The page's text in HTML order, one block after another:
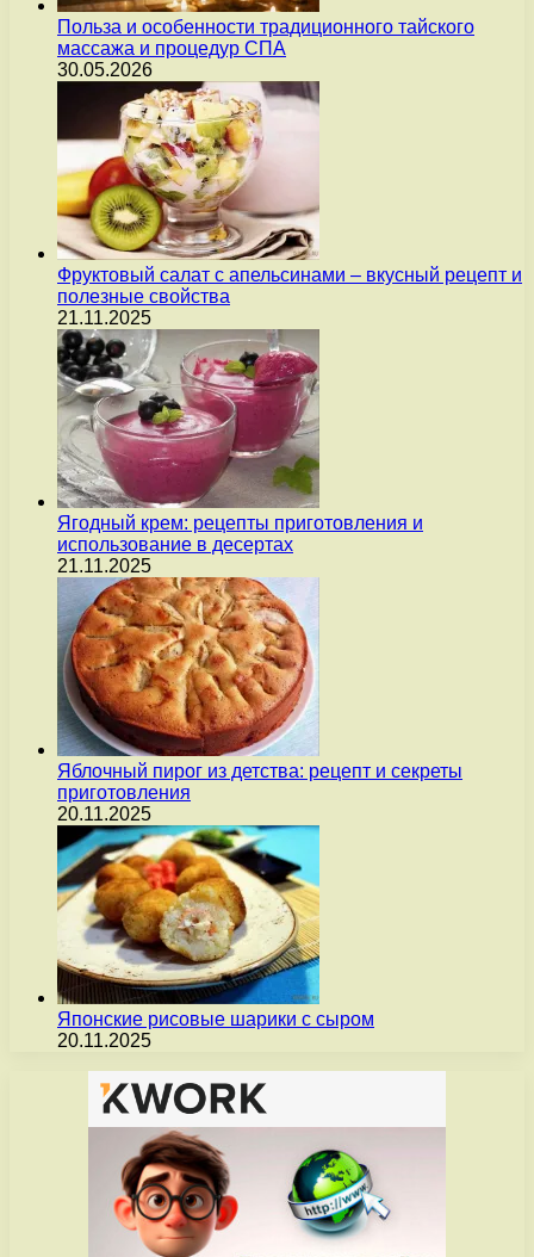
Польза и особенности традиционного тайского
массажа и процедур СПА
30.05.2026
Фруктовый салат с апельсинами – вкусный рецепт и
полезные свойства
21.11.2025
Ягодный крем: рецепты приготовления и
использование в десертах
21.11.2025
Яблочный пирог из детства: рецепт и секреты
приготовления
20.11.2025
Японские рисовые шарики с сыром
20.11.2025